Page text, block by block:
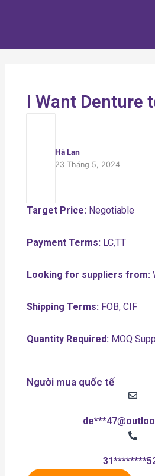
I Want Denture
Hà Lan
23 Tháng 5, 2024
Target Price:Negotiable
Payment Terms:LC,TT
Looking for suppliers from:
Shipping Terms:FOB, CIF
Quantity Required:MOQ
Người mua quốc tế